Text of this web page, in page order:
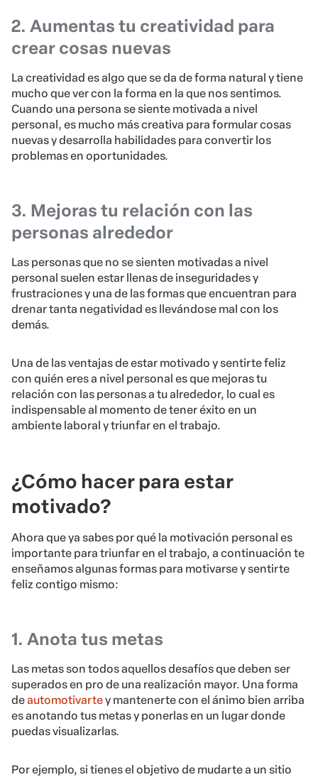
2. Aumentas tu creatividad para
crear cosas nuevas
La creatividad es algo que se da de forma natural y tiene
mucho que ver con la forma en la que nos sentimos.
Cuando una persona se siente motivada a nivel
personal, es mucho más creativa para formular cosas
nuevas y desarrolla habilidades para convertir los
problemas en oportunidades.
3. Mejoras tu relación con las
personas alrededor
Las personas que no se sienten motivadas a nivel
personal suelen estar llenas de inseguridades y
frustraciones y una de las formas que encuentran para
drenar tanta negatividad es llevándose mal con los
demás.
Una de las ventajas de estar motivado y sentirte feliz
con quién eres a nivel personal es que mejoras tu
relación con las personas a tu alrededor, lo cual es
indispensable al momento de tener éxito en un
ambiente laboral y triunfar en el trabajo.
¿Cómo hacer para estar
motivado?
Ahora que ya sabes por qué la motivación personal es
importante para triunfar en el trabajo, a continuación te
enseñamos algunas formas para motivarse y sentirte
feliz contigo mismo:
1. Anota tus metas
Las metas son todos aquellos desafíos que deben ser
superados en pro de una realización mayor. Una forma
deautomotivartey mantenerte con el ánimo bien arriba
es anotando tus metas y ponerlas en un lugar donde
puedas visualizarlas.
Por ejemplo, si tienes el objetivo de mudarte a un sitio